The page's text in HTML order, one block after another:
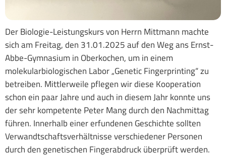
Der Biologie-Leistungskurs von Herrn Mittmann machte
sich am Freitag, den 31.01.2025 auf den Weg ans Ernst-
Abbe-Gymnasium in Oberkochen, um in einem
molekularbiologischen Labor „Genetic Fingerprinting“ zu
betreiben. Mittlerweile pflegen wir diese Kooperation
schon ein paar Jahre und auch in diesem Jahr konnte uns
der sehr kompetente Peter Mang durch den Nachmittag
führen. Innerhalb einer erfundenen Geschichte sollten
Verwandtschaftsverhältnisse verschiedener Personen
durch den genetischen Fingerabdruck überprüft werden.